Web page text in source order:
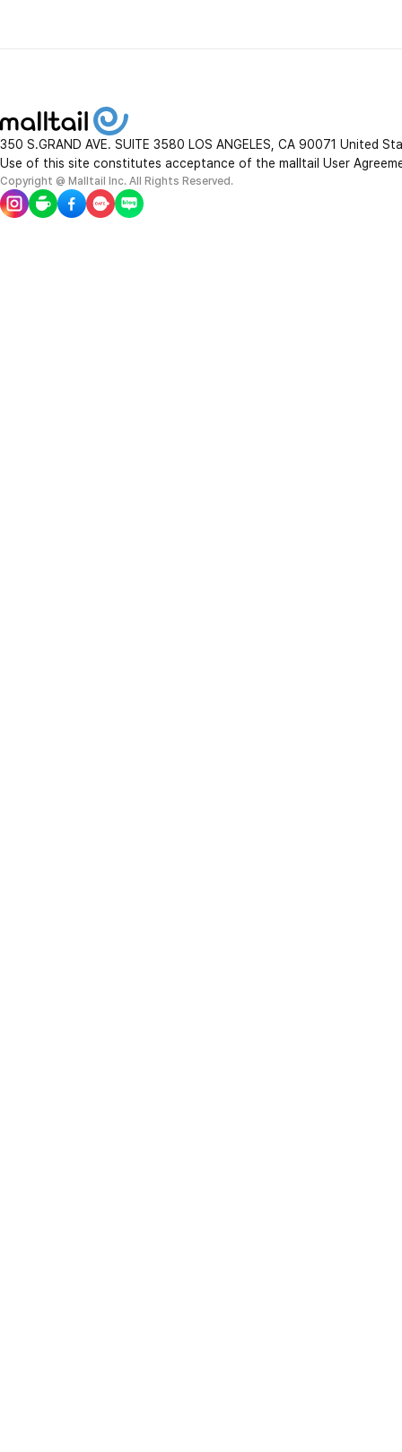
350 S.GRAND AVE. SUITE 3580 LOS ANGELES, CA 90071 United
Use of this site constitutes acceptance of the malltail User
Copyright @ Malltail Inc. All Rights Reserved.